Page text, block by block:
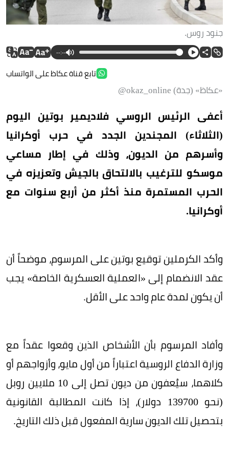
جنود روس.
--:--
تابع قناة عكاظ على الواتساب
«عكاظ» (جدة) okaz_online@
أعفى الرئيس الروسي فلاديمير بوتين اليوم
(الثلاثاء) المجندين الجدد في حرب أوكرانيا
وأسرهم من الديون، وذلك في إطار مساعي
موسكو للترغيب بالالتحاق بالجيش وتعزيزه في
الحرب المستمرة منذ أكثر من أربع سنوات مع
أوكرانيا.
وأكد الكرملين توقيع بوتين على المرسوم، موضحاً أن
عقد الانضمام إلى «العملية العسكرية الخاصة» يجب
أن يكون لمدة عام واحد على الأقل.
وأفاد المرسوم بأن الأشخاص الذين وقعوا عقداً مع
وزارة الدفاع الروسية اعتباراً من أول مايو، وأزواجهم أو
كلاهما، سيُعفون من ديون تصل إلى 10 ملايين روبل
(نحو 139700 دولار)، إذا كانت المطالبة القانونية
بتحصيل تلك الديون سارية المفعول قبل ذلك التاريخ.